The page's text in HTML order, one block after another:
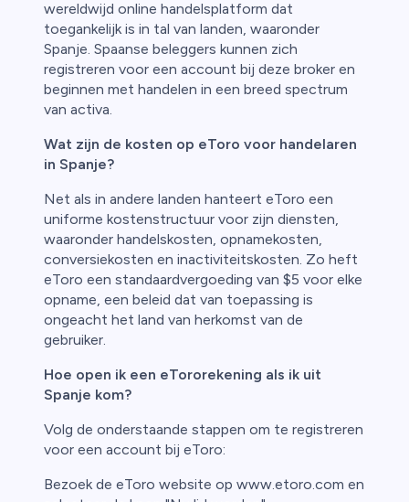
wereldwijd online handelsplatform dat
toegankelijk is in tal van landen, waaronder
Spanje. Spaanse beleggers kunnen zich
registreren voor een account bij deze broker en
beginnen met handelen in een breed spectrum
van activa.
Wat zijn de kosten op eToro voor handelaren
in Spanje?
Net als in andere landen hanteert eToro een
uniforme kostenstructuur voor zijn diensten,
waaronder handelskosten, opnamekosten,
conversiekosten en inactiviteitskosten. Zo heft
eToro een standaardvergoeding van $5 voor elke
opname, een beleid dat van toepassing is
ongeacht het land van herkomst van de
gebruiker.
Hoe open ik een eTororekening als ik uit
Spanje kom?
Volg de onderstaande stappen om te registreren
voor een account bij eToro:
Bezoek de eToro website op www.etoro.com en